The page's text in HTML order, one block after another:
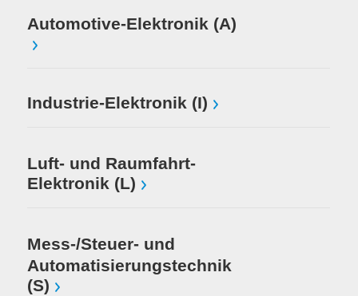
Automotive-Elektronik (A)
Industrie-Elektronik (I)
Luft- und Raumfahrt-
Elektronik (L)
Mess-/Steuer- und
Automatisierungstechnik
(S)